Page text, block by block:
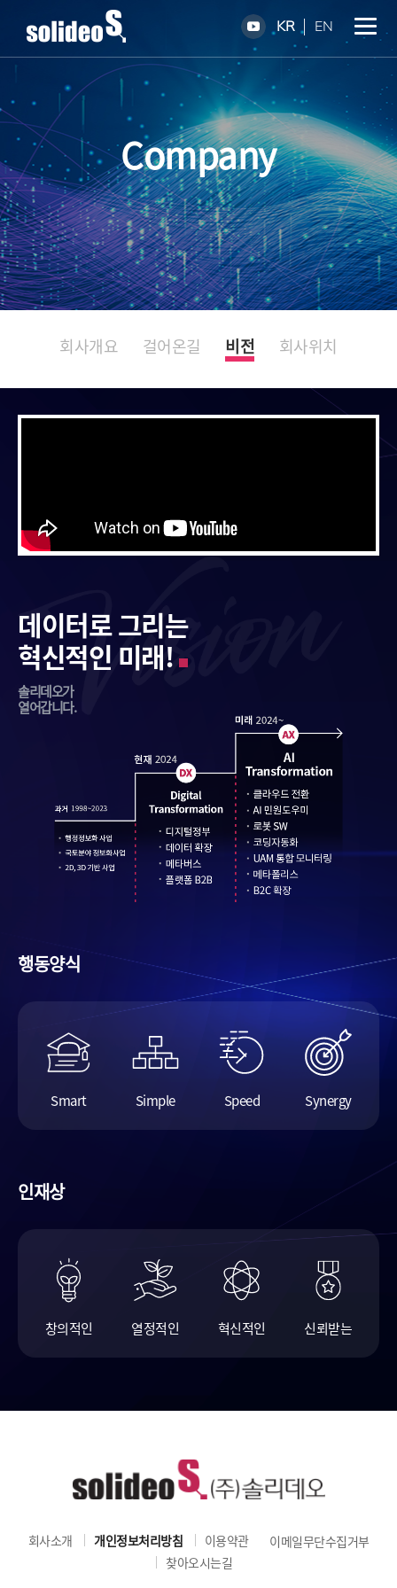
KR EN
Company
회사개요 걸어온길 비전 회사위치
데이터로 그리는
혁신적인 미래!
솔리데오가
열어갑니다.
행동양식
Smart Simple Speed Synergy
인재상
창의적인 열정적인 혁신적인 신뢰받는
회사소개 개인정보처리방침 이용약관
이메일무단수집거부
찾아오시는길